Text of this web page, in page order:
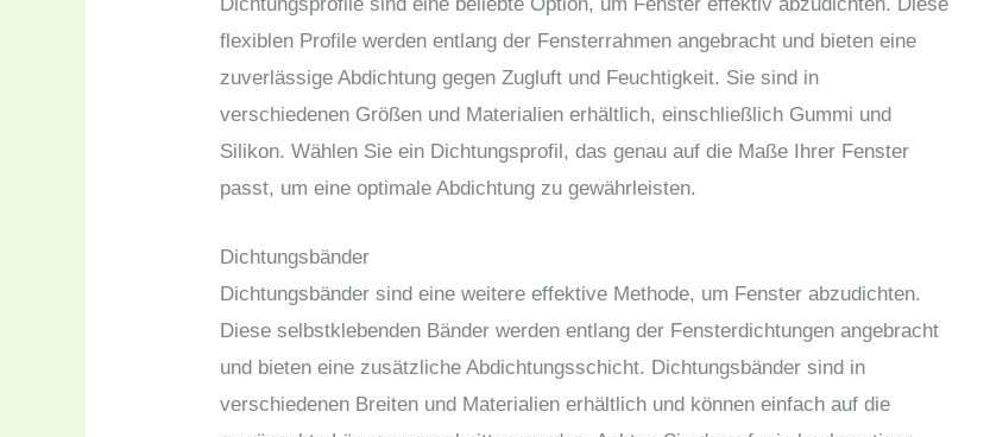
flexiblen Profile werden entlang der Fensterrahmen angebracht und bieten eine
zuverlässige Abdichtung gegen Zugluft und Feuchtigkeit. Sie sind in
verschiedenen Größen und Materialien erhältlich, einschließlich Gummi und
Silikon. Wählen Sie ein Dichtungsprofil, das genau auf die Maße Ihrer Fenster
passt, um eine optimale Abdichtung zu gewährleisten.
Dichtungsbänder
Dichtungsbänder sind eine weitere effektive Methode, um Fenster abzudichten.
Diese selbstklebenden Bänder werden entlang der Fensterdichtungen angebracht
und bieten eine zusätzliche Abdichtungsschicht. Dichtungsbänder sind in
verschiedenen Breiten und Materialien erhältlich und können einfach auf die